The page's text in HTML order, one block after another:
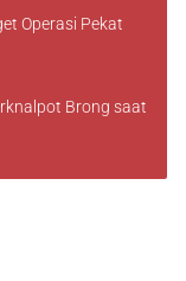
Operasi Pekat
Brong saat